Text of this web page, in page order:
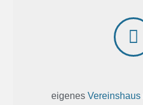
eigenes Vereinshaus